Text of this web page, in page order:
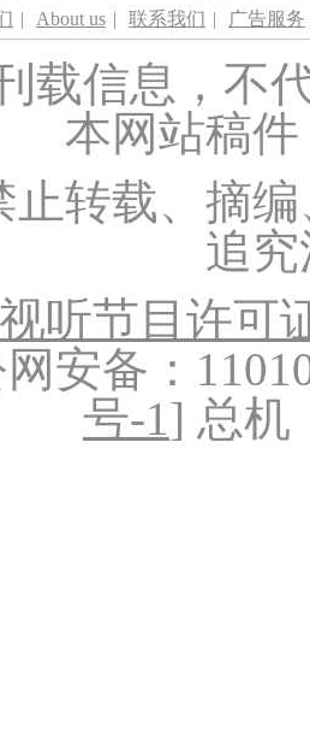
| About us | 联系我们 | 广告服务
载信息，不
本网站稿
止转载、摘
追
听节目许可
安备：
号-1] 总机